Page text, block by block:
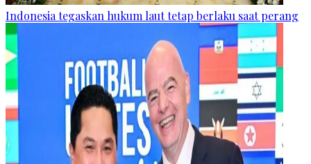
Indonesia tegaskan hukum laut tetap berlaku saat perang